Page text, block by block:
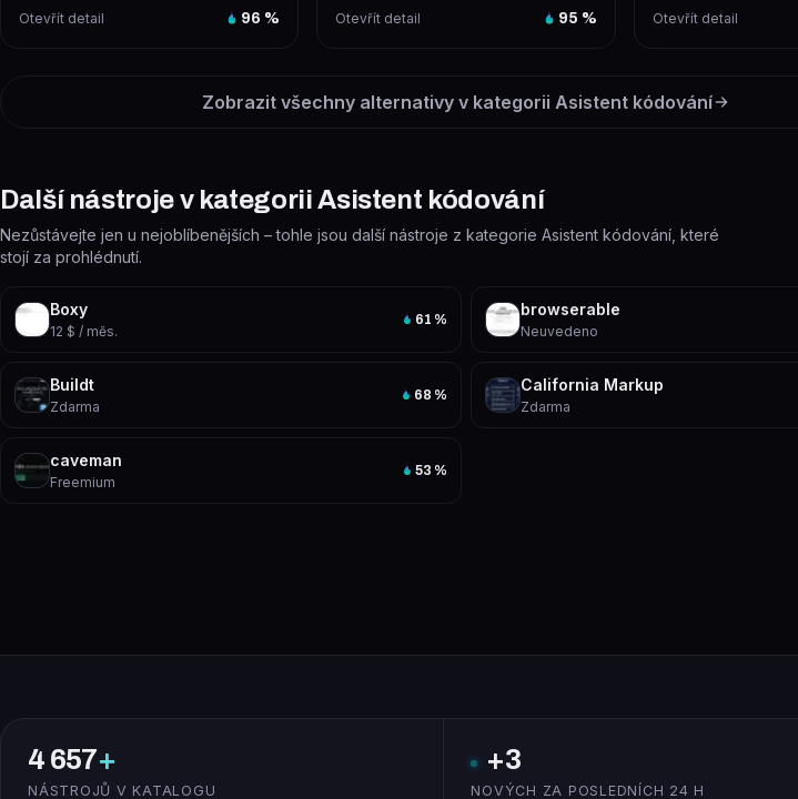
Otevřít detail 96 % Otevřít detail 95 % Otevřít detail
Zobrazit všechny alternativy v kategorii Asistent kódování
Další nástroje v kategorii Asistent kódování
Nezůstávejte jen u nejoblíbenějších – tohle jsou další nástroje z kategorie Asistent kódování, které
stojí za prohlédnutí.
Boxy
12 $ / měs.
61 %
browserable
Neuvedeno
Buildt
Zdarma
68 %
California Markup
Zdarma
caveman
Freemium
53 %
4 657+
NÁSTROJŮ V KATALOGU
+3
NOVÝCH ZA POSLEDNÍCH 24 H